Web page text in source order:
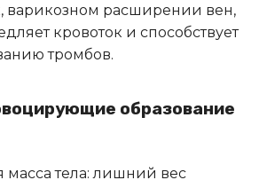
варикозном расширении вен,
кровоток и способствует
тромбов.
образование
масса тела: лишний вес